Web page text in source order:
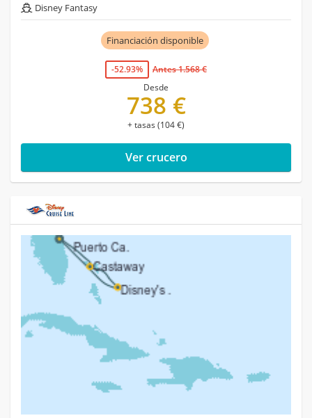
Disney Fantasy
Financiación disponible
-52.93%
Antes 1.568 €
Desde
738 €
+ tasas (104 €)
Ver crucero